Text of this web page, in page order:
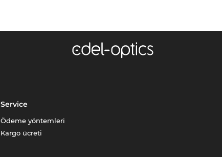
Service
Ödeme yöntemleri
Kargo ücreti